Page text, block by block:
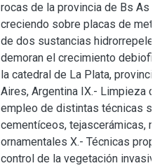
rocas de la provincia de Bs As
creciendo sobre placas de
de dos sustancias
demoran el crecimiento
la catedral de La Plata,
Aires, Argentina IX.- Limpieza
empleo de distintas técnicas
cementíceos, tejascerámicas,
ornamentales X.- Técnicas
control de la vegetación